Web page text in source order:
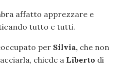
affatto apprezzare e
tutto e tutti.
per Silvia, che non
chiede a Liberto di